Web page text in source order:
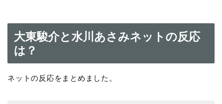
大東駿介と水川あさみネットの反応
は？
ネットの反応をまとめました。